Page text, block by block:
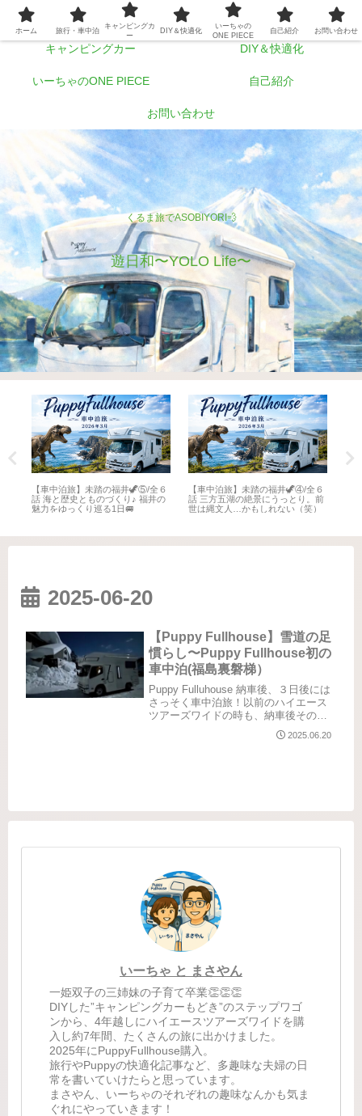
くるま旅でASOBIYORI💨
遊日和〜YOLO Life〜
ホーム 旅行・車中泊
キャンピングカー DIY＆快適化
いーちゃのONE PIECE 自己紹介
お問い合わせ
【車中泊旅】未踏の福井🦖⑤/全６
話 海と歴史とものづくり♪ 福井の
魅力をゆっくり巡る1日🚐
【車中泊旅】未踏の福井🦖④/全６
話 三方五湖の絶景にうっとり。前
世は縄文人…かもしれない（笑）
2025-06-20
【Puppy Fullhouse】雪道の足
慣らし〜Puppy Fullhouse初の
車中泊(福島裏磐梯）
Puppy Fulluhouse 納車後、３日後には
さっそく車中泊旅！以前のハイエース
ツアーズワイドの時も、納車後その足
でご祈祷してもらってそのまま旅に出
発でした（何事もフットワーク軽い
2025.06.20
いーちゃ と まさやん
一姫双子の三姉妹の子育て卒業👏👏👏
DIYした”キャンピングカーもどき”のステップワゴ
ンから、4年越しにハイエースツアーズワイドを購
入し約7年間、たくさんの旅に出かけました。
2025年にPuppyFullhouse購入。
旅行やPuppyの快適化記事など、多趣味な夫婦の日
常を書いていけたらと思っています。
まさやん、いーちゃのそれぞれの趣味なんかも気ま
ぐれにやっていきます！
ホーム 旅行・車中泊
キャンピングカ
ー
DIY＆快適化
いーちゃの
ONE PIECE
自己紹介 お問い合わせ